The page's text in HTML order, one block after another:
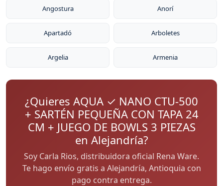
Angostura Anorí
Apartadó Arboletes
Argelia Armenia
¿Quieres AQUA ✓ NANO CTU-500
+ SARTÉN PEQUEÑA CON TAPA 24
CM + JUEGO DE BOWLS 3 PIEZAS
en Alejandría?
Soy Carla Rios, distribuidora oficial Rena Ware.
Te hago envío gratis a Alejandría, Antioquia con
pago contra entrega.